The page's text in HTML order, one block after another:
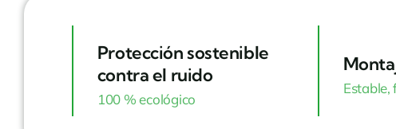
Protección sostenible
contra el ruido
100 % ecológico
Estable,